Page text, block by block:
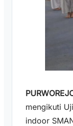
mengikuti
indoor